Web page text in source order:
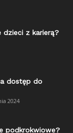
dzieci z karierą?
dostęp do
2024
podkrokwiowe?